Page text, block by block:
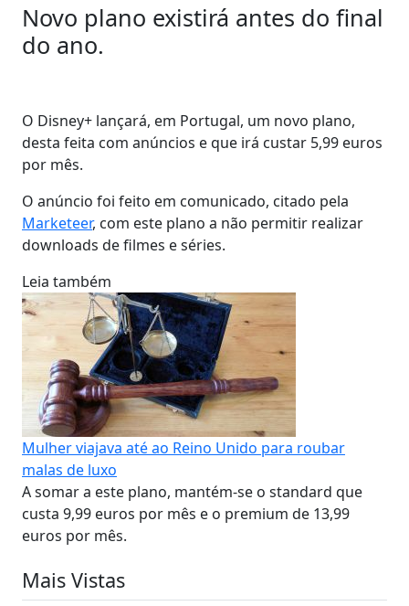
Novo plano existirá antes do final
do ano.
O Disney+ lançará, em Portugal, um novo plano,
desta feita com anúncios e que irá custar 5,99 euros
por mês.
O anúncio foi feito em comunicado, citado pela
Marketeer, com este plano a não permitir realizar
downloads de filmes e séries.
Leia também
Mulher viajava até ao Reino Unido para roubar
malas de luxo
A somar a este plano, mantém-se o standard que
custa 9,99 euros por mês e o premium de 13,99
euros por mês.
Mais Vistas